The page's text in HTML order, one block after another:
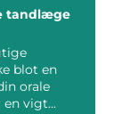
tandlæge
blot en
orale
en vigt...